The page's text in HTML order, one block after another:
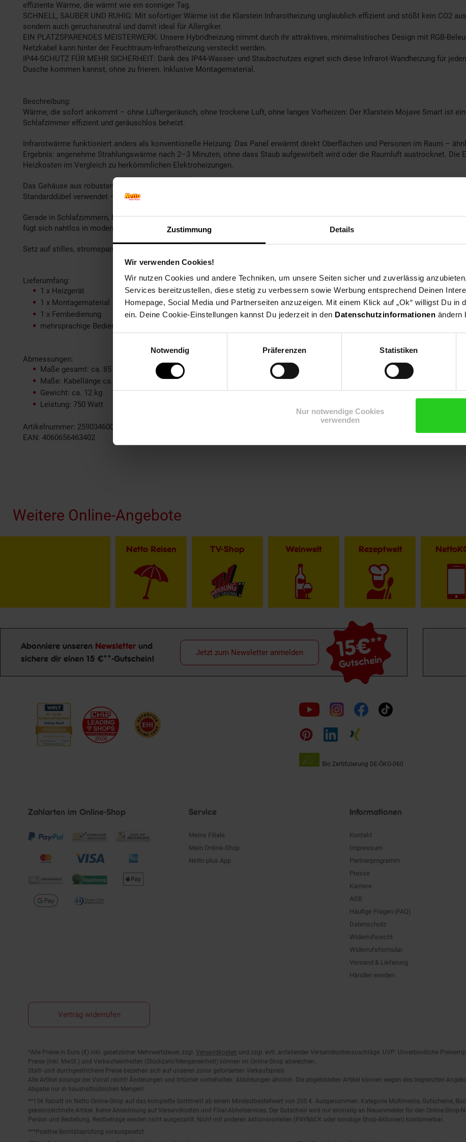
Zustimmung Details
Wir verwenden Cookies!
Wir nutzen Cookies und andere Techniken, um unsere Seiten sicher und zuverlässig
Services bereitzustellen, diese stetig zu verbessern sowie Werbung entsprechend Deinen
Homepage, Social Media und Partnerseiten anzuzeigen. Mit einem Klick auf „Ok“ willigst Du in
ein. Deine Cookie-Einstellungen kannst Du jederzeit in den Datenschutzinformationen ändern
Notwendig
Präferenzen Statistiken
Nur notwendige Cookies
verwenden
effiziente Wärme, die wärmt wie ein sonniger Tag.
SCHNELL, SAUBER UND RUHIG: Mit sofortiger Wärme ist die Klarstein Infrarotheizung unglaublich effizient und stößt kein CO2
sondern auch geruchsneutral und damit ideal für Allergiker.
EIN PLATZSPARENDES MEISTERWERK: Unsere Hybridheizung nimmt durch ihr attraktives, minimalistisches Design mit RGB-
Netzkabel kann hinter der Feuchtraum-Infrarotheizung versteckt werden.
IP44-SCHUTZ FÜR MEHR SICHERHEIT: Dank des IP44-Wasser- und Staubschutzes eignet sich diese Infrarot-Wandheizung für
Dusche kommen kannst, ohne zu frieren. Inklusive Montagematerial.
Beschreibung:
Wärme, die sofort ankommt – ohne Lüftergeräusch, ohne trockene Luft, ohne langes Vorheizen: Der Klarstein Mojave Smart ist
Schlafzimmer effizient und geräuschlos beheizt.
Infrarotwärme funktioniert anders als konventionelle Heizung: Das Panel erwärmt direkt Oberflächen und Personen im Raum –
Ergebnis: angenehme Strahlungswärme nach 2–3 Minuten, ohne dass Staub aufgewirbelt wird oder die Raumluft austrocknet. Die
Heizkosten im Vergleich zu herkömmlichen Elektroheizungen.
Das Gehäuse aus robustem Aluminium mit hochwertigem Lack ist mechanisch belastbar und lässt sich mit einem feuchten Tuch
Standarddübel verwendet – kein Spezialwerkzeug erforderlich.
Gerade in Schlafzimmern, Kinderzimmern und Homeoffice-Räumen überzeugt das lautlose Betriebsprinzip: Kein Konvektor, kein
fügt sich nahtlos in moderne Einrichtungen ein – ob als Ergänzung zur Zentralheizung, beim Einzug in eine neue Wohnung oder
Setz auf stilles, stromsparendes Heizen – hol dir den Klarstein Mojave Smart und erlebe, wie angenehm Infrarotheizung sein kann.
Lieferumfang:
1 x Heizgerät
1 x Montagematerial
1 x Fernbedienung
mehrsprachige Bedienungsanleitung
Abmessungen:
Maße gesamt: ca. 85 x 60 x 8 cm cm (BxHxT)
Maße: Kabellänge ca.155 cm
Gewicht: ca. 12 kg
Leistung: 750 Watt
Artikelnummer: 2590346000
EAN: 4060656463402
Weitere Online-Angebote
Netto Reisen TV-Shop Weinwelt Rezeptwelt
Newsletter Anmeldung
Abonniere unseren Newsletter und
sichere dir einen 15 €**-Gutschein!
15€**
Gutschein
Jetzt zum Newsletter anmelden
Folge
uns
auf
Bio Zertifizierung DE-ÖKO-060
Mein Online-Shop
Netto plus App
Impressum
Partnerprogramm
Presse
Karriere
AGB
Häufige Fragen (FAQ)
Datenschutz
Widerrufsrecht
Widerrufsformular
Versand & Lieferung
Händler werden
Vertrag widerrufen
Preise (inkl. MwSt.) und Verkaufseinheiten (Stückzahl/Mengeneinheit) können im Online-Shop abweichen.
Statt- und durchgestrichene Preise beziehen sich auf unseren zuvor geforderten Verkaufspreis.
Alle Artikel solange der Vorrat reicht! Änderungen und Irrtümer vorbehalten. Abbildungen ähnlich. Die abgebildeten Artikel können wegen des begrenzten
Abgabe nur in haushaltsüblichen Mengen!
**15€ Rabatt im Netto Online-Shop auf das komplette Sortiment ab einem Mindestbestellwert von 200 €. Ausgenommen: Kategorie Multimedia, Gutscheine,
gekennzeichnete Artikel. Keine Anrechnung auf Versandkosten und Filial-Abholservices. Der Gutschein wird nur einmalig an Neuanmelder für den Online-Shop-
Person und Bestellung. Restbeträge werden nicht ausgezahlt. Nicht mit anderen Aktionsvorteilen (PAYBACK oder sonstige Shop-Aktionen) kombinierbar.
***Positive Bonitätsprüfung vorausgesetzt
²⁰Filial-Gutschein gratis zu jeder Bestellung dieses Artikels (solange der Vorrat reicht). Versand des Filial-Gutscheins erfolgt 4 Wochen nach Warenanlieferung